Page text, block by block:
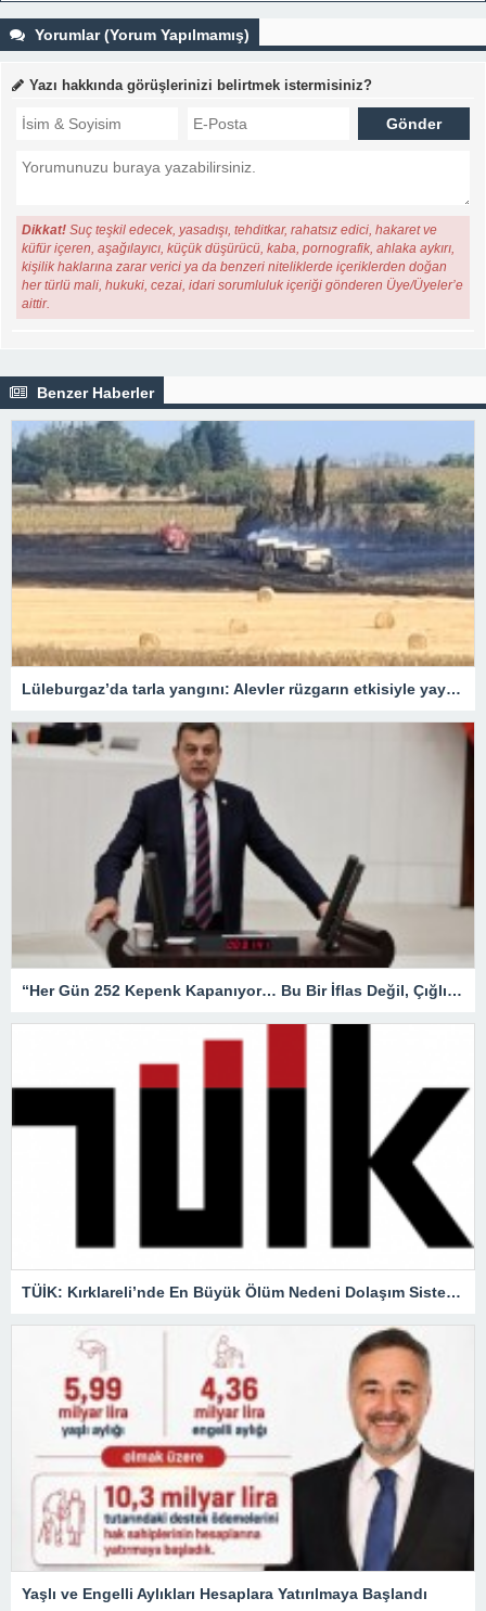
Yorumlar (Yorum Yapılmamış)
Yazı hakkında görüşlerinizi belirtmek istermisiniz?
Dikkat! Suç teşkil edecek, yasadışı, tehditkar, rahatsız edici, hakaret ve
küfür içeren, aşağılayıcı, küçük düşürücü, kaba, pornografik, ahlaka aykırı,
kişilik haklarına zarar verici ya da benzeri niteliklerde içeriklerden doğan
her türlü mali, hukuki, cezai, idari sorumluluk içeriği gönderen Üye/Üyeler’e
aittir.
Benzer Haberler
Lüleburgaz’da tarla yangını: Alevler rüzgarın etkisiyle yayıldı
“Her Gün 252 Kepenk Kapanıyor… Bu Bir İflas Değil, Çığlıktır!”
TÜİK: Kırklareli’nde En Büyük Ölüm Nedeni Dolaşım Sistemi Hastalıkları
Yaşlı ve Engelli Aylıkları Hesaplara Yatırılmaya Başlandı